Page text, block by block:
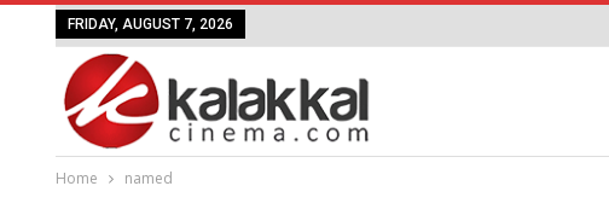
FRIDAY, AUGUST 7, 2026
Home named